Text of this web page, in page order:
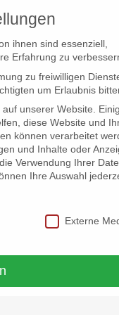
ihnen sind essenziell,
Erfahrung zu
zu freiwilligen
um Erlaubnis
unserer Website.
diese Website und
können verarbeitet
und Inhalte oder
Verwendung Ihrer
Ihre Auswahl
Externe